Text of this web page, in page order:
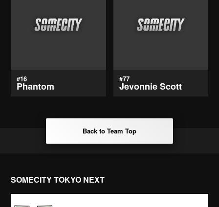
#16
Phantom
#77
Jevonnie Scott
Back to Team Top
SOMECITY TOKYO NEXT